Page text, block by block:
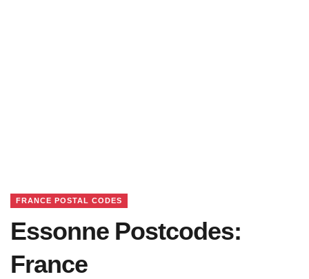
FRANCE POSTAL CODES
Essonne Postcodes:
France